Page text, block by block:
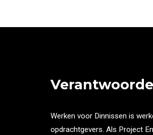
Werken voor Dinnissen is
opdrachtgevers. Als Project